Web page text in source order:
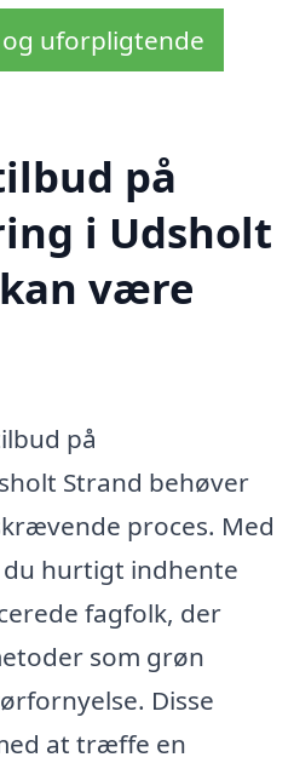
uforpligtende
på
i Udsholt
være
på
Strand behøver
proces. Med
hurtigt indhente
fagfolk, der
som grøn
Disse
at træffe en